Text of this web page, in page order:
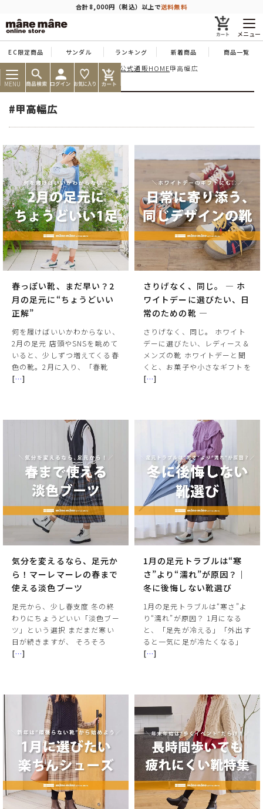
合計8,000円（税込）以上で送料無料
メニュー
EC限定商品 サンダル ランキング 新着商品 商品一覧
MENU
痛くならない靴ならマーレマーレ公式通販HOME甲高幅広
#甲高幅広
春っぽい靴、まだ早い？2
月の足元に“ちょうどいい
正解”
何を履けばいいかわからない、
2月の足元 店頭やSNSを眺めて
いると、少しずつ増えてくる春
色の靴。2月に入り、「春靴
[…]
さりげなく、同じ。 ― ホ
ワイトデーに選びたい、日
常のための靴 ―
さりげなく、同じ。 ホワイト
デーに選びたい、レディース＆
メンズの靴 ホワイトデーと聞
くと、お菓子や小さなギフトを
[…]
気分を変えるなら、足元か
ら！マーレマーレの春まで
使える淡色ブーツ
足元から、少し春支度 冬の終
わりにちょうどいい「淡色ブー
ツ」という選択 まだまだ寒い
日が続きますが、 そろそろ
[…]
1月の足元トラブルは“寒
さ”より“濡れ”が原因？｜
冬に後悔しない靴選び
1月の足元トラブルは“寒さ”よ
り“濡れ”が原因？ 1月になる
と、「足先が冷える」「外出す
ると一気に足が冷たくなる」
[…]
商品を探す
人気ワード #コンフォート #パンプス #スニーカー #ブーツ
タイプ
カテゴリー
特徴
ブランド
カラー
絞り込んで検索する